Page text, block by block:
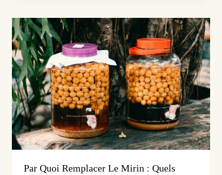
Par Quoi Remplacer Le Mirin : Quels